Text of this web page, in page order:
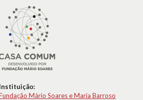
Instituição:
Mário Soares e Maria Barroso